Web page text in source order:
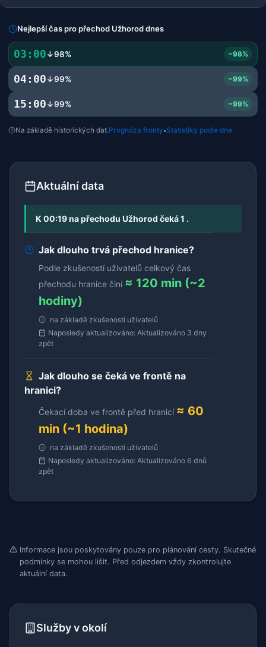
Nejlepší čas pro přechod Užhorod dnes
03:00↓98% −98%
04:00↓99% −99%
15:00↓99% −99%
Na základě historických dat.Prognóza fronty•Statistiky podle dne
Aktuální data
K 00:19 na přechodu Užhorod čeká 1 .
Jak dlouho trvá přechod hranice?
Podle zkušeností uživatelů celkový čas
přechodu hranice činí ≈ 120 min (~2
hodiny)
na základě zkušeností uživatelů
Naposledy aktualizováno: Aktualizováno 3 dny
zpět
Jak dlouho se čeká ve frontě na
hranici?
Čekací doba ve frontě před hranicí ≈ 60
min (~1 hodina)
na základě zkušeností uživatelů
Naposledy aktualizováno: Aktualizováno 6 dnů
zpět
Informace jsou poskytovány pouze pro plánování cesty. Skutečné
podmínky se mohou lišit. Před odjezdem vždy zkontrolujte
aktuální data.
Služby v okolí